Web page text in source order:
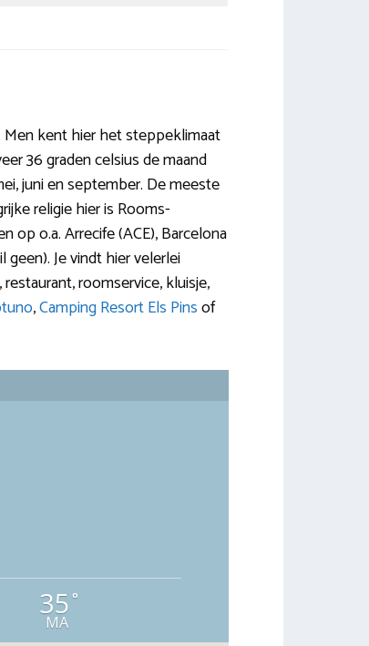
Men kent hier het steppeklimaat
36 graden celsius de maand
juni en september. De meeste
religie hier is Rooms-
o.a. Arrecife (ACE), Barcelona
Je vindt hier velerlei
roomservice, kluisje,
,Camping Resort Els Pinsof
35°
MA